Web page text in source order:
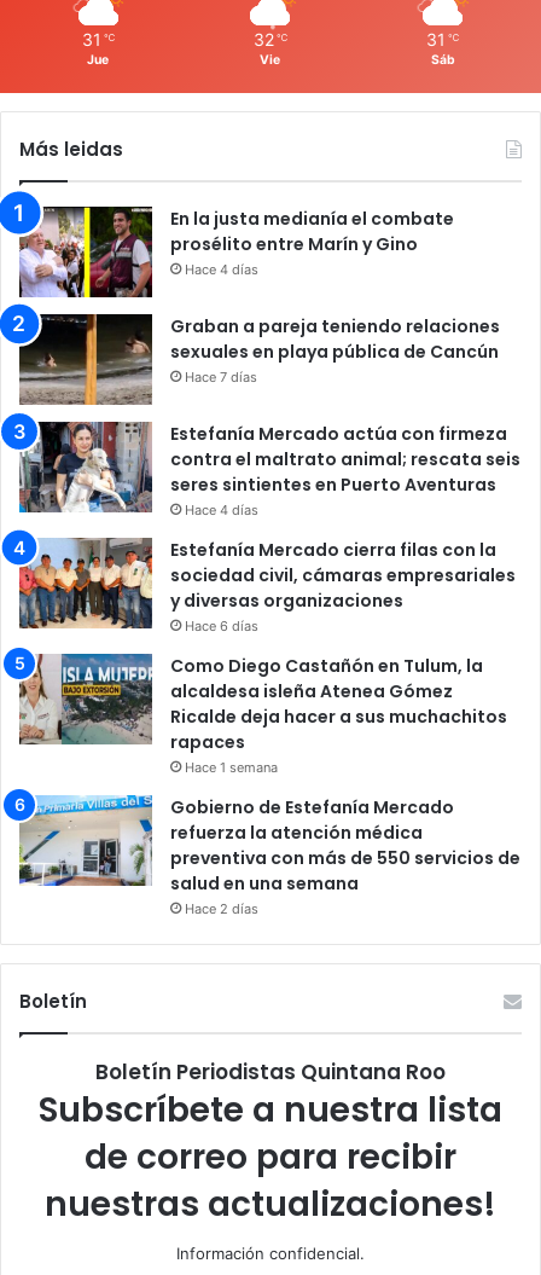
31 ℃
Jue
32 ℃
Vie
31 ℃
Sáb
Más leidas
En la justa medianía el combate
prosélito entre Marín y Gino
Hace 4 días
Graban a pareja teniendo relaciones
sexuales en playa pública de Cancún
Hace 7 días
Estefanía Mercado actúa con firmeza
contra el maltrato animal; rescata seis
seres sintientes en Puerto Aventuras
Hace 4 días
Estefanía Mercado cierra filas con la
sociedad civil, cámaras empresariales
y diversas organizaciones
Hace 6 días
Como Diego Castañón en Tulum, la
alcaldesa isleña Atenea Gómez
Ricalde deja hacer a sus muchachitos
rapaces
Hace 1 semana
Gobierno de Estefanía Mercado
refuerza la atención médica
preventiva con más de 550 servicios de
salud en una semana
Hace 2 días
Boletín
Boletín Periodistas Quintana Roo
Subscríbete a nuestra lista
de correo para recibir
nuestras actualizaciones!
Información confidencial.